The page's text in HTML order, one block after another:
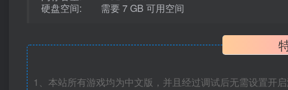
硬盘空间: 需要 7 GB 可用空间
1、本站所有游戏均为中文版，并且经过调试后无需设置开